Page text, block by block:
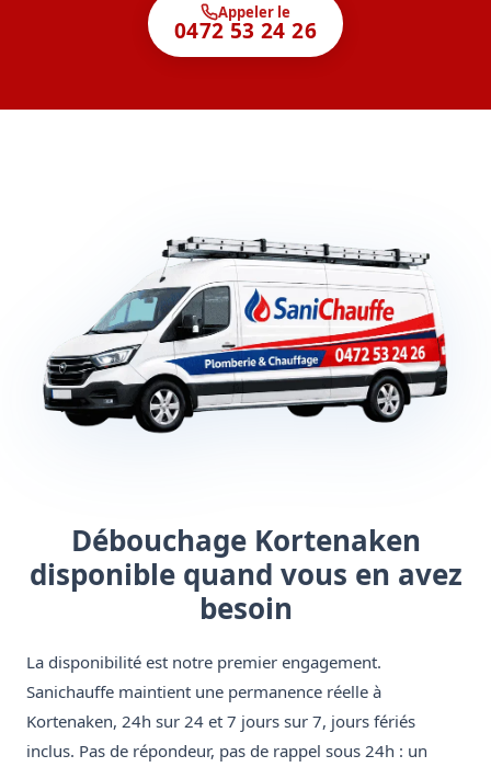
Appeler le
0472 53 24 26
Débouchage Kortenaken
disponible quand vous en avez
besoin
La disponibilité est notre premier engagement.
Sanichauffe maintient une permanence réelle à
Kortenaken, 24h sur 24 et 7 jours sur 7, jours fériés
inclus. Pas de répondeur, pas de rappel sous 24h : un